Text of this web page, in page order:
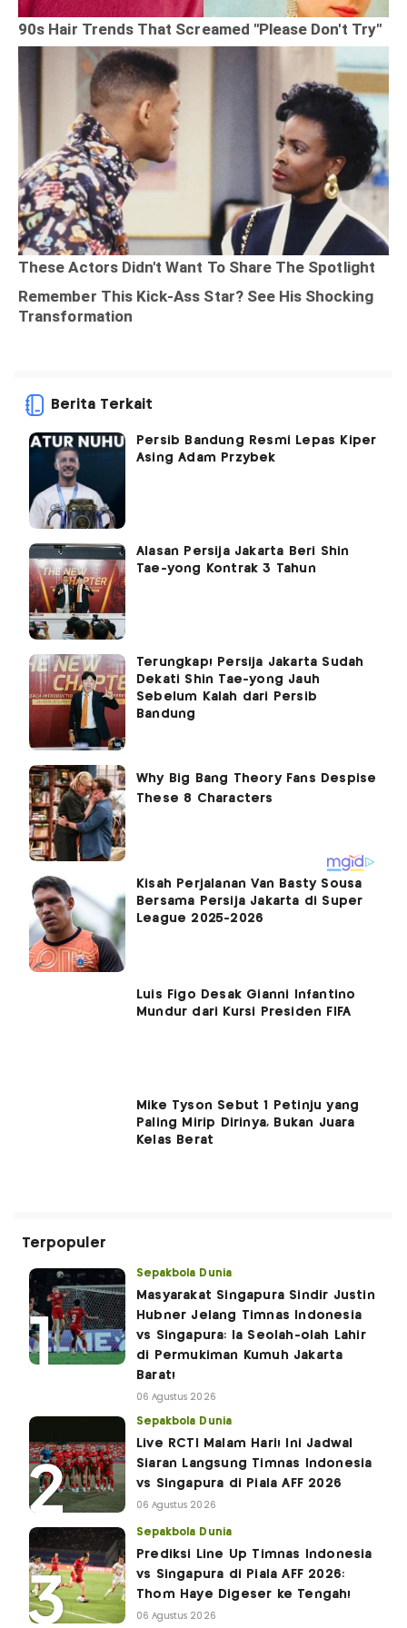
Berita Terkait
Persib Bandung Resmi Lepas Kiper
Asing Adam Przybek
Alasan Persija Jakarta Beri Shin
Tae-yong Kontrak 3 Tahun
Terungkap! Persija Jakarta Sudah
Dekati Shin Tae-yong Jauh
Sebelum Kalah dari Persib
Bandung
Kisah Perjalanan Van Basty Sousa
Bersama Persija Jakarta di Super
League 2025-2026
Luis Figo Desak Gianni Infantino
Mundur dari Kursi Presiden FIFA
Mike Tyson Sebut 1 Petinju yang
Paling Mirip Dirinya, Bukan Juara
Kelas Berat
Terpopuler
Sepakbola Dunia
Masyarakat Singapura Sindir Justin
Hubner Jelang Timnas Indonesia
vs Singapura: Ia Seolah-olah Lahir
di Permukiman Kumuh Jakarta
Barat!
06 Agustus 2026
Sepakbola Dunia
Live RCTI Malam Hari! Ini Jadwal
Siaran Langsung Timnas Indonesia
vs Singapura di Piala AFF 2026
06 Agustus 2026
Sepakbola Dunia
Prediksi Line Up Timnas Indonesia
vs Singapura di Piala AFF 2026:
Thom Haye Digeser ke Tengah!
06 Agustus 2026